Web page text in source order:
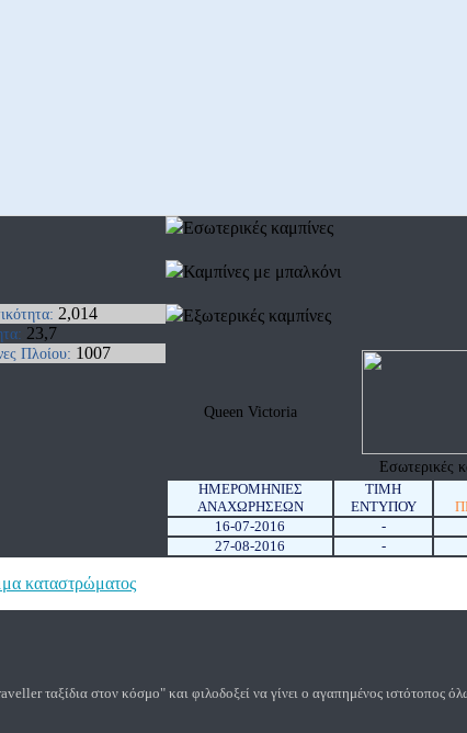
2,014
23,7
Πλοίου: 1007
Εσωτερικές καμπίνες
Καμπίνες με μπαλκόνι
Εξωτερικές καμπίνες
Queen Victoria
Εσωτερικές
ΗΜΕΡΟΜΗΝΊΕΣ
ΑΝΑΧΩΡΉΣΕΩΝ
ΤΙΜΗ
ΕΝΤΥΠΟΥ
16-07-2016
-
27-08-2016
-
καταστρώματος
ταξίδια στον κόσμο" και φιλοδοξεί να γίνει ο αγαπημένος ιστότοπος